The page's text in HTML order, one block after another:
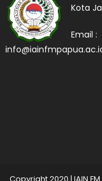
Kota
Email :